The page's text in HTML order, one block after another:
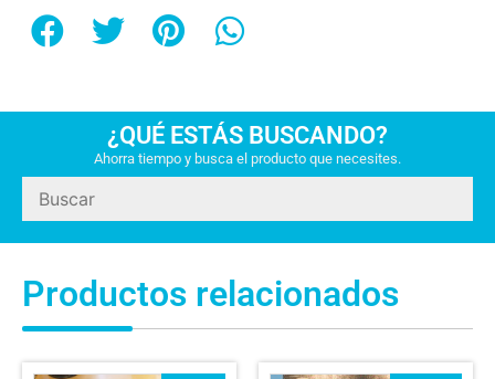
¿QUÉ ESTÁS BUSCANDO?
Ahorra tiempo y busca el producto que necesites.
Productos relacionados